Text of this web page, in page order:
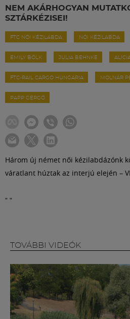
NEM AKÁRHOGYAN
SZTÁRKÉZISEI!
FTC NŐI KÉZILABDA NŐI KÉZILABDA
EMILY BÖLK JULIA BEHNKE
FTC-RAIL CARGO HUNGARIA MOLNÁR
PAPP GERGŐ
Három új német női kézilabdázónk
váratlant húztak az interjú elején –
" "
TOVÁBBI VIDEÓK
Szakosztályok
Meccscenter
Klub
Szolgáltatások
Shop
Közösség
English